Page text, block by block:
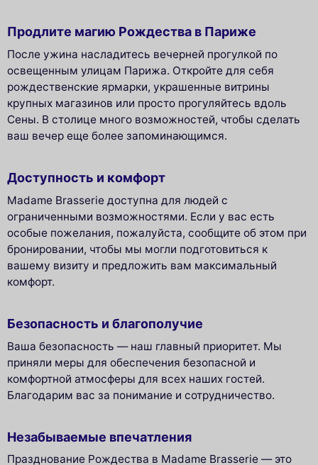
Продлите магию Рождества в Париже
После ужина насладитесь вечерней прогулкой по
освещенным улицам Парижа. Откройте для себя
рождественские ярмарки, украшенные витрины
крупных магазинов или просто прогуляйтесь вдоль
Сены. В столице много возможностей, чтобы сделать
ваш вечер еще более запоминающимся.
Доступность и комфорт
Madame Brasserie доступна для людей с
ограниченными возможностями. Если у вас есть
особые пожелания, пожалуйста, сообщите об этом при
бронировании, чтобы мы могли подготовиться к
вашему визиту и предложить вам максимальный
комфорт.
Безопасность и благополучие
Ваша безопасность — наш главный приоритет. Мы
приняли меры для обеспечения безопасной и
комфортной атмосферы для всех наших гостей.
Благодарим вас за понимание и сотрудничество.
Незабываемые впечатления
Празднование Рождества в Madame Brasserie — это